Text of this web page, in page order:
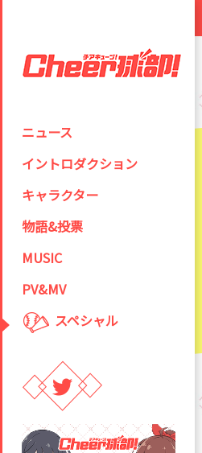
ニュース
イントロダクション
キャラクター
物語&投票
MUSIC
PV&MV
スペシャル